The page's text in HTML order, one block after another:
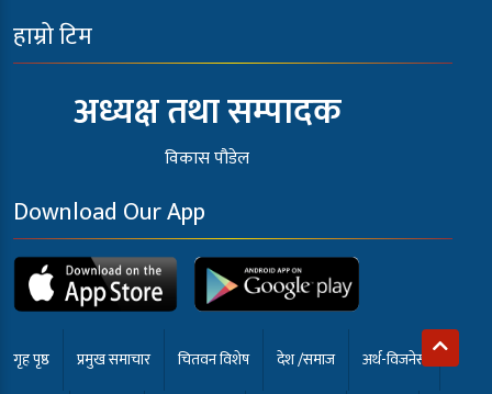
हाम्रो टिम
अध्यक्ष तथा सम्पादक
विकास पौडेल
Download Our App
गृह पृष्ठ प्रमुख समाचार चितवन विशेष देश /समाज अर्थ-विजनेस